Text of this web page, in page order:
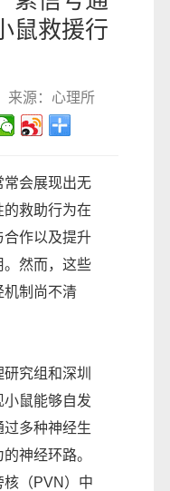
鼠救援行
来源：心理所
常会展现出无
救助行为在
合作以及提升
。然而，这些
机制尚不清
究组和深圳
鼠能够自发
多种神经生
神经环路。
核（PVN）中